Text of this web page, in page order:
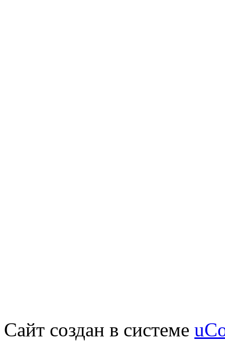
Сайт создан в системе